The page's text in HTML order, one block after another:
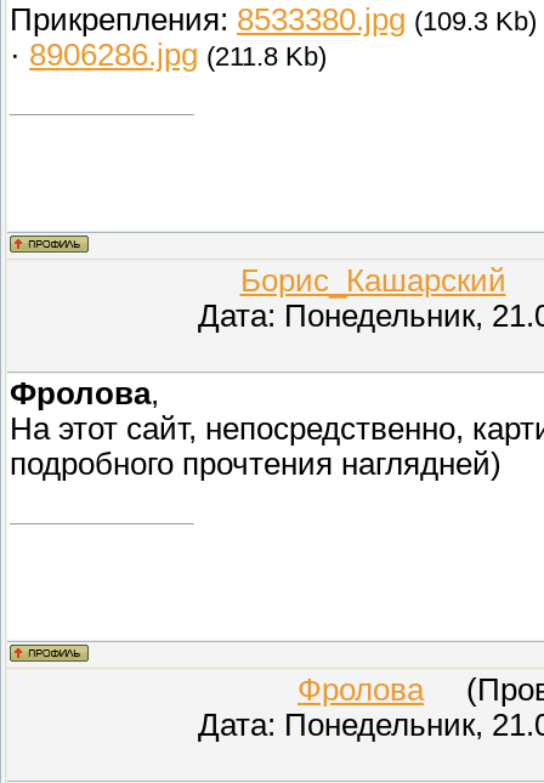
Прикрепления: 8533380.jpg (109.3 Kb)
· 8906286.jpg (211.8 Kb)
Борис_Кашарский
Дата: Понедельник,
Фролова,
На этот сайт, непосредственно,
подробного прочтения наглядней)
Фролова
Дата: Понедельник,